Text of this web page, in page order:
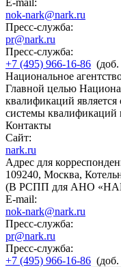
E-mail:
nok-nark@nark.ru
Пресс-служба:
pr@nark.ru
Пресс-служба:
+7 (495) 966-16-86
Национальное
Главной целью
квалификаций
системы квалификаций
Контакты
Сайт:
nark.ru
Адрес для
109240, Москва,
(В РСПП для АНО
E-mail:
nok-nark@nark.ru
Пресс-служба:
pr@nark.ru
Пресс-служба:
+7 (495) 966-16-86